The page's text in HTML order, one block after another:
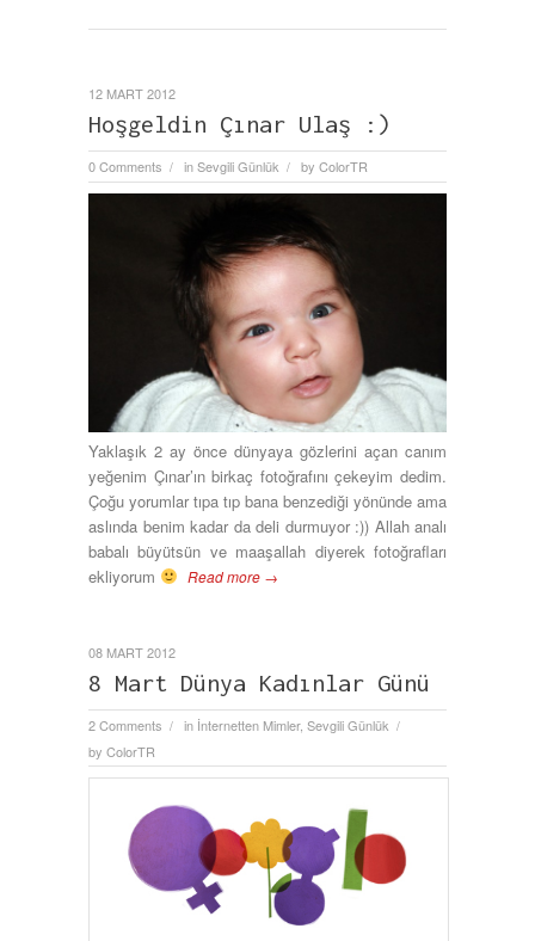
Hoşgeldin Çınar Ulaş :)
0 Comments / inSevgili Günlük / by ColorTR
12 MART 2012
Yaklaşık 2 ay önce dünyaya gözlerini açan canım
yeğenim Çınar’ın birkaç fotoğrafını çekeyim dedim.
Çoğu yorumlar tıpa tıp bana benzediği yönünde ama
aslında benim kadar da deli durmuyor :)) Allah analı
babalı büyütsün ve maaşallah diyerek fotoğrafları
ekliyorum
Read more →
8 Mart Dünya Kadınlar Günü
2 Comments / in İnternetten Mimler, Sevgili Günlük /
by ColorTR
08 MART 2012